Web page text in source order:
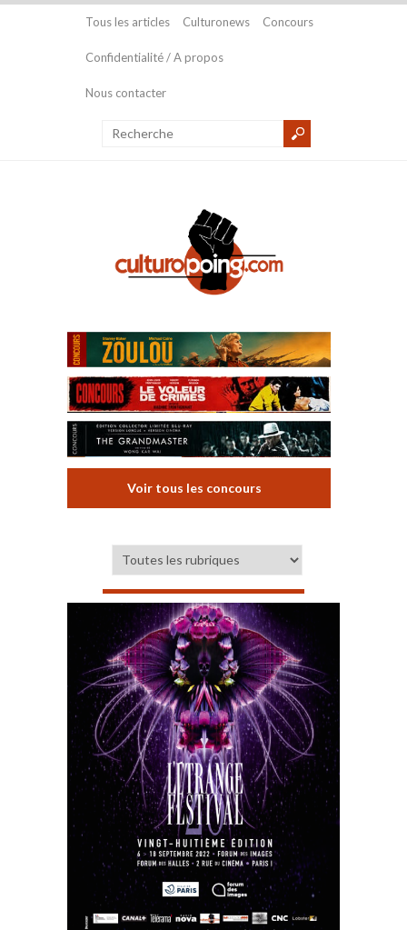
Tous les articles Culturonews Concours
Confidentialité / A propos
Nous contacter
Voir tous les concours